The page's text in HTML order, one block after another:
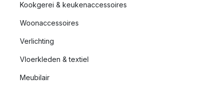
Kookgerei & keukenaccessoires
Woonaccessoires
Verlichting
Vloerkleden & textiel
Meubilair